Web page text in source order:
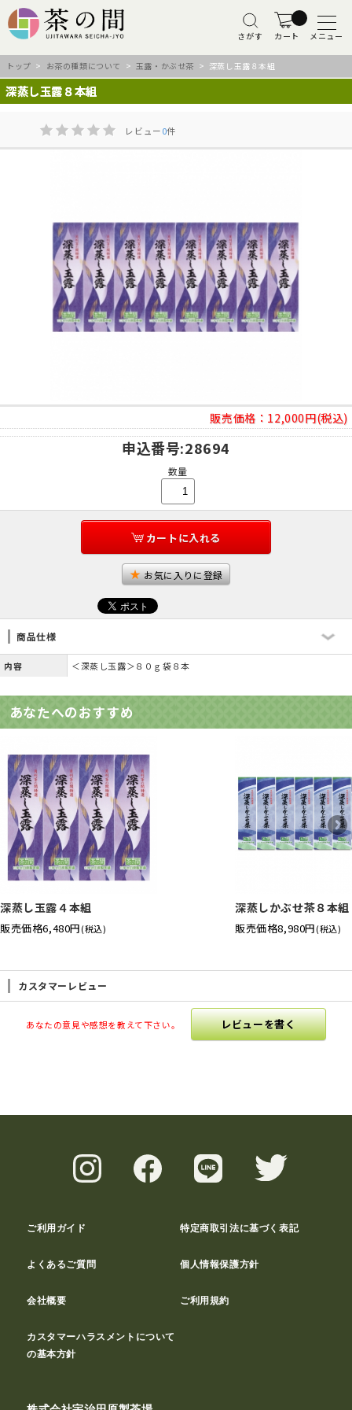
さがす カート メニュー
トップ > お茶の種類について > 玉露・かぶせ茶 > 深蒸し玉露８本組
深蒸し玉露８本組
レビュー0件
販売価格： 12,000円(税込)
申込番号:28694
数量
カートに入れる
お気に入りに登録
商品仕様
内容 ＜深蒸し玉露＞８０ｇ袋８本
あなたへのおすすめ
深蒸し玉露４本組
販売価格6,480円(税込)
深蒸しかぶせ茶８本組
販売価格8,980円(税込)
カスタマーレビュー
あなたの意見や感想を教えて下さい。 レビューを書く
ご利用ガイド 特定商取引法に基づく表記
よくあるご質問 個人情報保護方針
会社概要 ご利用規約
カスタマーハラスメントについて
の基本方針